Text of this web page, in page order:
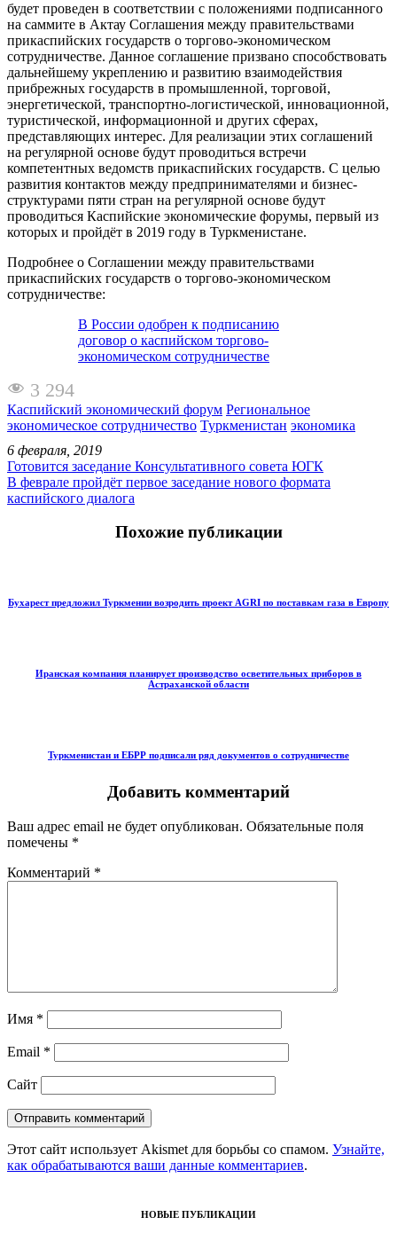
будет проведен в соответствии с положениями подписанного
на саммите в Актау Соглашения между правительствами
прикаспийских государств о торгово-экономическом
сотрудничестве. Данное соглашение призвано способствовать
дальнейшему укреплению и развитию взаимодействия
прибрежных государств в промышленной, торговой,
энергетической, транспортно-логистической, инновационной,
туристической, информационной и других сферах,
представляющих интерес. Для реализации этих соглашений
на регулярной основе будут проводиться встречи
компетентных ведомств прикаспийских государств. С целью
развития контактов между предпринимателями и бизнес-
структурами пяти стран на регулярной основе будут
проводиться Каспийские экономические форумы, первый из
которых и пройдёт в 2019 году в Туркменистане.
Подробнее о Соглашении между правительствами
прикаспийских государств о торгово-экономическом
сотрудничестве:
В России одобрен к подписанию
договор о каспийском торгово-
экономическом сотрудничестве
3 294
Каспийский экономический форум Региональное
экономическое сотрудничество Туркменистан экономика
6 февраля, 2019
Готовится заседание Консультативного совета ЮГК
В феврале пройдёт первое заседание нового формата
каспийского диалога
Похожие публикации
Бухарест предложил Туркмении возродить проект AGRI по поставкам газа в Европу
Иранская компания планирует производство осветительных приборов в
Астраханской области
Туркменистан и ЕБРР подписали ряд документов о сотрудничестве
Добавить комментарий
Ваш адрес email не будет опубликован. Обязательные поля
помечены *
Комментарий *
Имя *
Email *
Сайт
Этот сайт использует Akismet для борьбы со спамом. Узнайте,
как обрабатываются ваши данные комментариев.
НОВЫЕ ПУБЛИКАЦИИ